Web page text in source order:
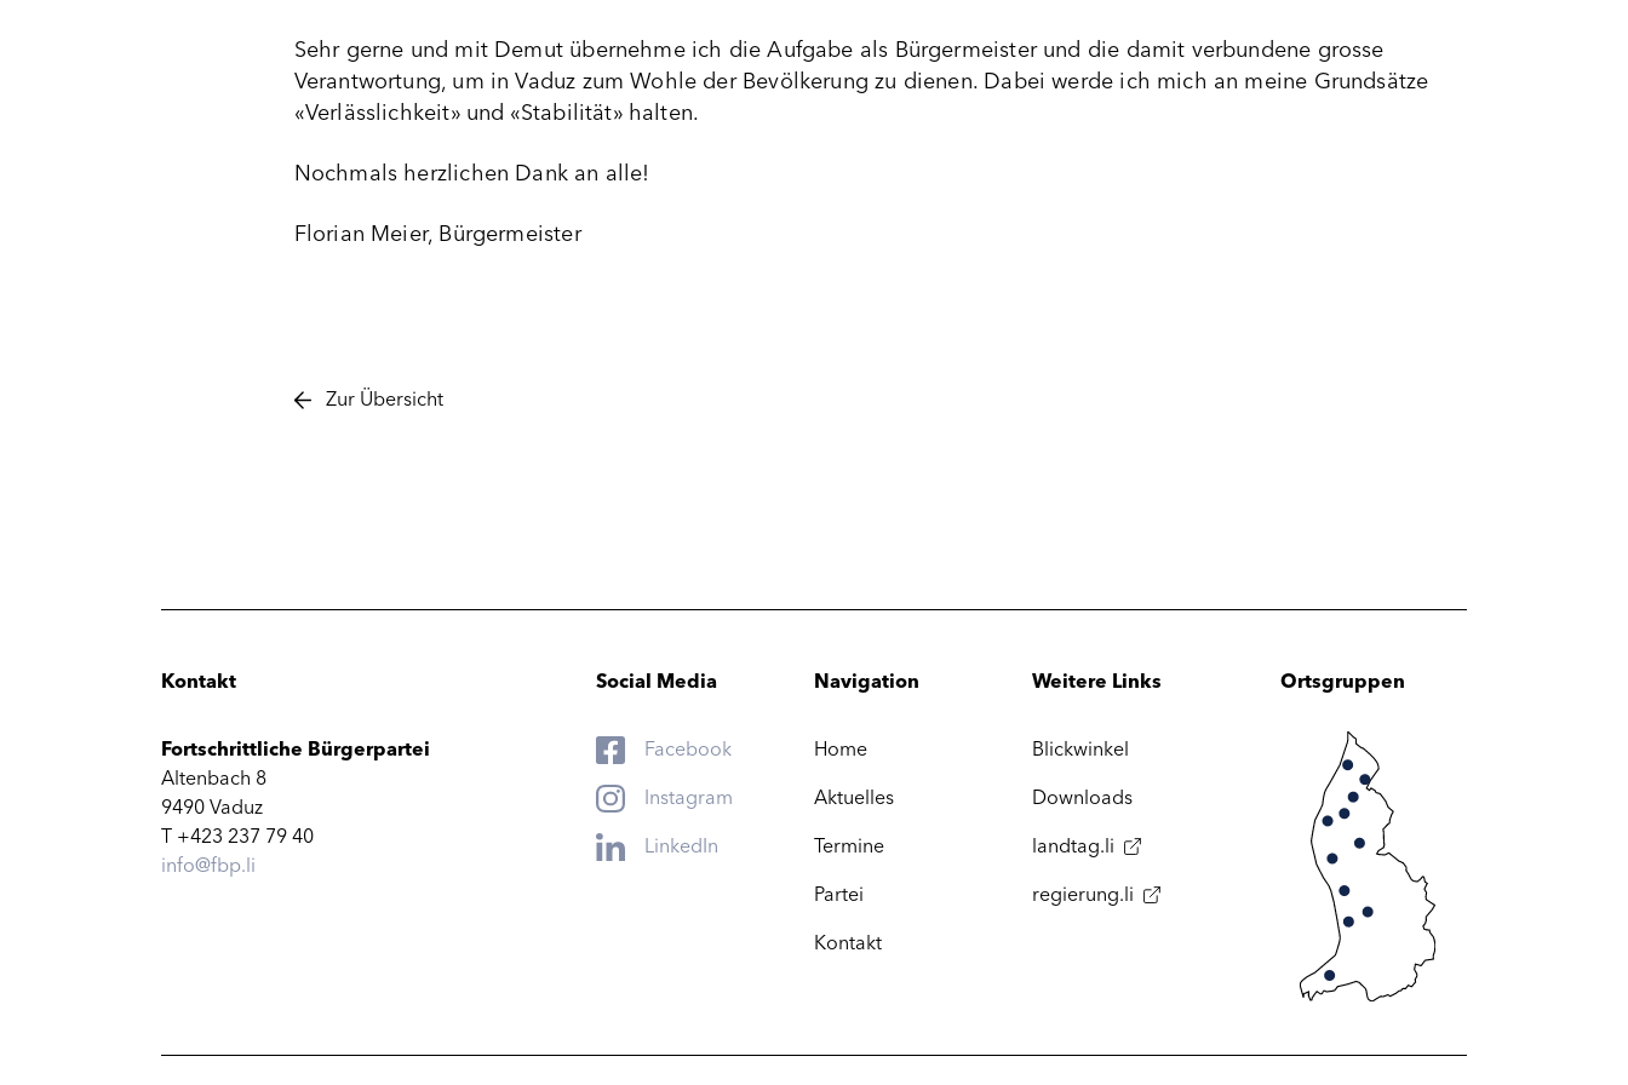
Sehr gerne und mit Demut übernehme ich die Aufgabe als Bürgermeister und die damit verbundene grosse
Verantwortung, um in Vaduz zum Wohle der Bevölkerung zu dienen. Dabei werde ich mich an meine Grundsätze
«Verlässlichkeit» und «Stabilität» halten.
Nochmals herzlichen Dank an alle!
Florian Meier, Bürgermeister
Zur Übersicht
Kontakt
Fortschrittliche Bürgerpartei
Altenbach 8
9490 Vaduz
T +423 237 79 40
info@fbp.li
Social Media
Facebook
Instagram
LinkedIn
Navigation
Home
Aktuelles
Termine
Partei
Kontakt
Weitere Links
Blickwinkel
Downloads
landtag.li
regierung.li
Ortsgruppen